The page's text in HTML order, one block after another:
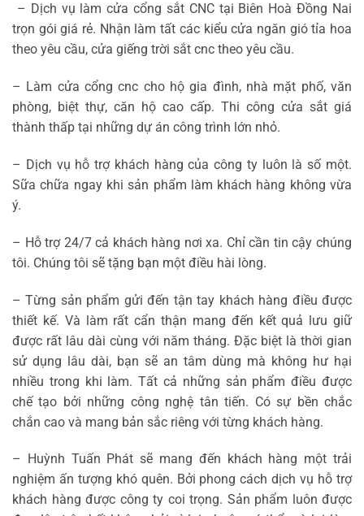
– Dịch vụ làm cửa cổng sắt CNC tại Biên Hoà Đồng Nai
trọn gói giá rẻ. Nhận làm tất các kiểu cửa ngăn gió tỉa hoa
theo yêu cầu, cửa giếng trời sắt cnc theo yêu cầu.
– Làm cửa cổng cnc cho hộ gia đình, nhà mặt phố, văn
phòng, biệt thự, căn hộ cao cấp. Thi công cửa sắt giá
thành thấp tại những dự án công trình lớn nhỏ.
– Dịch vụ hỗ trợ khách hàng của công ty luôn là số một.
Sữa chữa ngay khi sản phẩm làm khách hàng không vừa
ý.
– Hỗ trợ 24/7 cả khách hàng nơi xa. Chỉ cần tin cậy chúng
tôi. Chúng tôi sẽ tặng bạn một điều hài lòng.
– Từng sản phẩm gửi đến tận tay khách hàng điều được
thiết kế. Và làm rất cẩn thận mang đến kết quả lưu giữ
được rất lâu dài cùng với năm tháng. Đặc biệt là thời gian
sử dụng lâu dài, bạn sẽ an tâm dùng mà không hư hại
nhiều trong khi làm. Tất cả những sản phẩm điều được
chế tạo bởi những công nghệ tân tiến. Có sự bền chắc
chắn cao và mang bản sắc riêng với từng khách hàng.
– Huỳnh Tuấn Phát sẽ mang đến khách hàng một trải
nghiệm ấn tượng khó quên. Bởi phong cách dịch vụ hỗ trợ
khách hàng được công ty coi trọng. Sản phẩm luôn được